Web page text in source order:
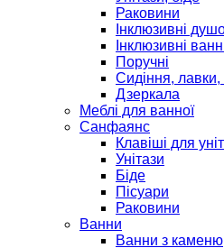
Раковини
Інклюзивні
Інклюзивні
Поручні
Сидіння, лавки,
Дзеркала
Меблі для ванної
Санфаянс
Клавіші для
Унітази
Біде
Пісуари
Раковини
Ванни
Ванни з каменю